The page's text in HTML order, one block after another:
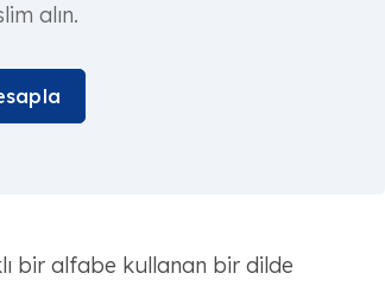
alın.
bir alfabe kullanan bir dilde